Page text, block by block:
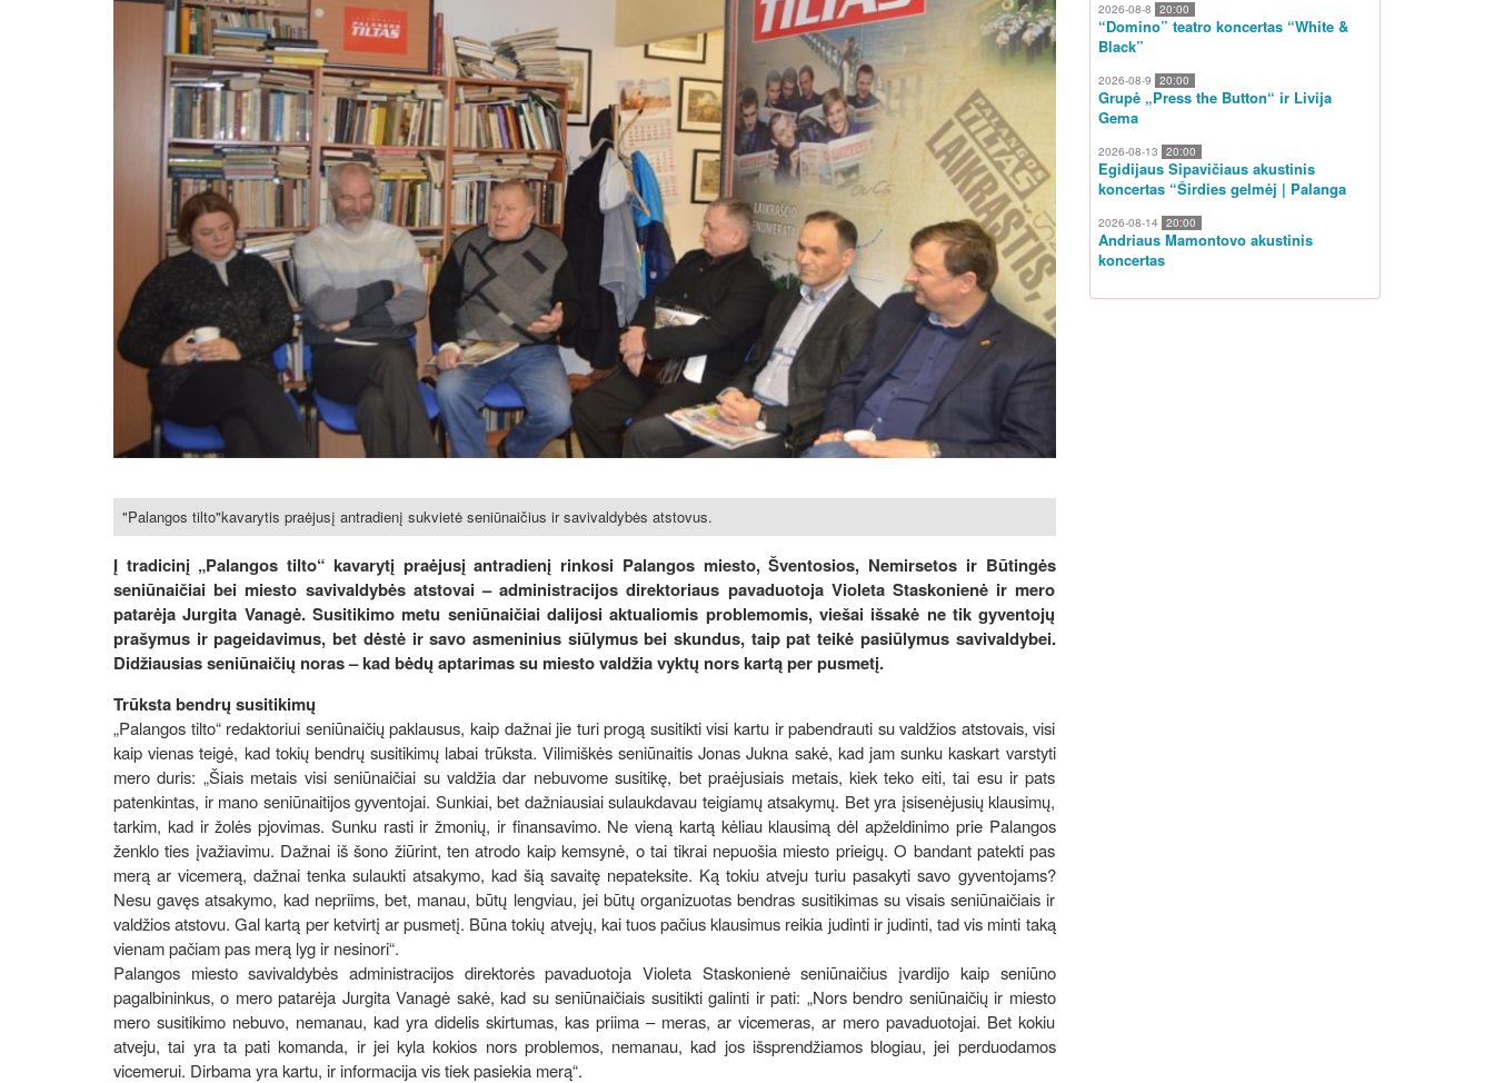
"Palangos tilto"kavarytis praėjusį antradienį sukvietė seniūnaičius ir savivaldybės atstovus.
Į tradicinį „Palangos tilto“ kavarytį praėjusį antradienį rinkosi Palangos miesto, Šventosios, Nemirsetos ir Būtingės
seniūnaičiai bei miesto savivaldybės atstovai – administracijos direktoriaus pavaduotoja Violeta Staskonienė ir mero
patarėja Jurgita Vanagė. Susitikimo metu seniūnaičiai dalijosi aktualiomis problemomis, viešai išsakė ne tik gyventojų
prašymus ir pageidavimus, bet dėstė ir savo asmeninius siūlymus bei skundus, taip pat teikė pasiūlymus savivaldybei.
Didžiausias seniūnaičių noras – kad bėdų aptarimas su miesto valdžia vyktų nors kartą per pusmetį.
Trūksta bendrų susitikimų
„Palangos tilto“ redaktoriui seniūnaičių paklausus, kaip dažnai jie turi progą susitikti visi kartu ir pabendrauti su valdžios atstovais, visi
kaip vienas teigė, kad tokių bendrų susitikimų labai trūksta. Vilimiškės seniūnaitis Jonas Jukna sakė, kad jam sunku kaskart varstyti
mero duris: „Šiais metais visi seniūnaičiai su valdžia dar nebuvome susitikę, bet praėjusiais metais, kiek teko eiti, tai esu ir pats
patenkintas, ir mano seniūnaitijos gyventojai. Sunkiai, bet dažniausiai sulaukdavau teigiamų atsakymų. Bet yra įsisenėjusių klausimų,
tarkim, kad ir žolės pjovimas. Sunku rasti ir žmonių, ir finansavimo. Ne vieną kartą kėliau klausimą dėl apželdinimo prie Palangos
ženklo ties įvažiavimu. Dažnai iš šono žiūrint, ten atrodo kaip kemsynė, o tai tikrai nepuošia miesto prieigų. O bandant patekti pas
merą ar vicemerą, dažnai tenka sulaukti atsakymo, kad šią savaitę nepateksite. Ką tokiu atveju turiu pasakyti savo gyventojams?
Nesu gavęs atsakymo, kad nepriims, bet, manau, būtų lengviau, jei būtų organizuotas bendras susitikimas su visais seniūnaičiais ir
valdžios atstovu. Gal kartą per ketvirtį ar pusmetį. Būna tokių atvejų, kai tuos pačius klausimus reikia judinti ir judinti, tad vis minti taką
vienam pačiam pas merą lyg ir nesinori“.
Palangos miesto savivaldybės administracijos direktorės pavaduotoja Violeta Staskonienė seniūnaičius įvardijo kaip seniūno
pagalbininkus, o mero patarėja Jurgita Vanagė sakė, kad su seniūnaičiais susitikti galinti ir pati: „Nors bendro seniūnaičių ir miesto
mero susitikimo nebuvo, nemanau, kad yra didelis skirtumas, kas priima – meras, ar vicemeras, ar mero pavaduotojai. Bet kokiu
atveju, tai yra ta pati komanda, ir jei kyla kokios nors problemos, nemanau, kad jos išsprendžiamos blogiau, jei perduodamos
vicemerui. Dirbama yra kartu, ir informacija vis tiek pasiekia merą“.
2026-08-8 20:00
“Domino” teatro koncertas “White &
Black”
2026-08-9 20:00
Grupė „Press the Button“ ir Livija
Gema
2026-08-13 20:00
Egidijaus Sipavičiaus akustinis
koncertas “Širdies gelmėj | Palanga
2026-08-14 20:00
Andriaus Mamontovo akustinis
koncertas